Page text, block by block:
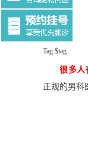
Tag:$tag
很多人
正规的男科